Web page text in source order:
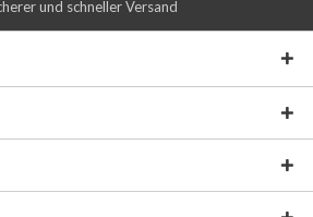
und schneller Versand